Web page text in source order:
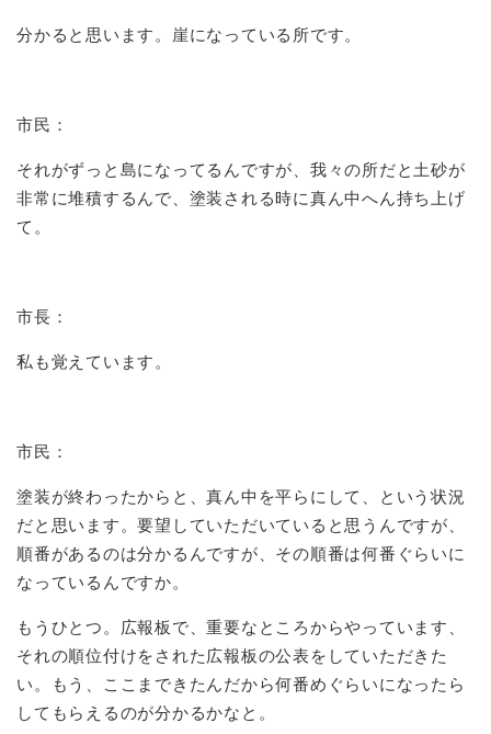
分かると思います。崖になっている所です。
市民：
それがずっと島になってるんですが、我々の所だと土砂が
非常に堆積するんで、塗装される時に真ん中へん持ち上げ
て。
市長：
私も覚えています。
市民：
塗装が終わったからと、真ん中を平らにして、という状況
だと思います。要望していただいていると思うんですが、
順番があるのは分かるんですが、その順番は何番ぐらいに
なっているんですか。
もうひとつ。広報板で、重要なところからやっています、
それの順位付けをされた広報板の公表をしていただきた
い。もう、ここまできたんだから何番めぐらいになったら
してもらえるのが分かるかなと。